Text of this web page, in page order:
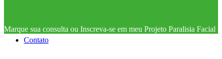
Contato
Marque sua consulta ou Inscreva-se em meu Projeto Paralisia Facial